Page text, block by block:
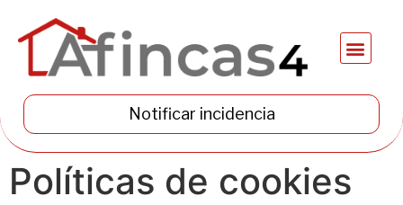
Notificar incidencia
Políticas de cookies